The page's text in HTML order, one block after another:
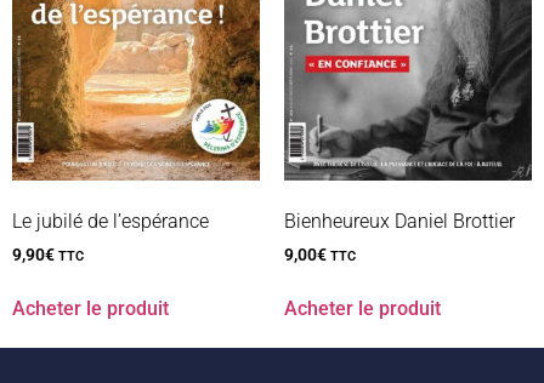
Le jubilé de l’espérance
9,90€ TTC
Acheter le produit
Bienheureux Daniel Brottier
9,00€ TTC
Acheter le produit